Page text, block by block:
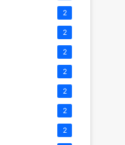
2
2
2
2
2
2
2